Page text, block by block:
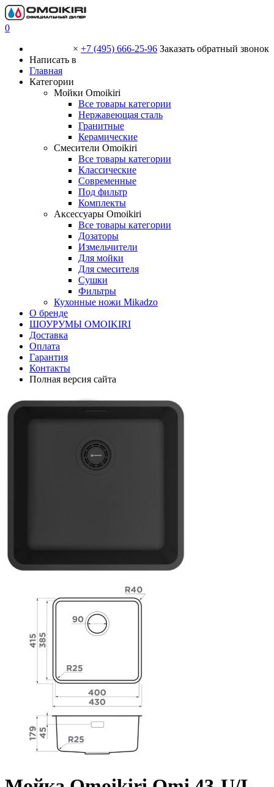
0
× +7 (495) 666-25-96 Заказать обратный звонок
Написать в
Главная
Категории
Мойки Omoikiri
Все товары категории
Нержавеющая сталь
Гранитные
Керамические
Смесители Omoikiri
Все товары категории
Классические
Современные
Под фильтр
Комплекты
Аксессуары Omoikiri
Все товары категории
Дозаторы
Измельчители
Для мойки
Для смесителя
Сушки
Фильтры
Кухонные ножи Mikadzo
О бренде
ШОУРУМЫ OMOIKIRI
Доставка
Оплата
Гарантия
Контакты
Полная версия сайта